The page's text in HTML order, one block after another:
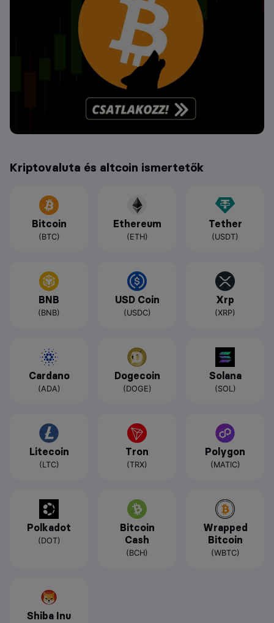
Kriptovaluta és altcoin ismertetők
Bitcoin
(BTC)
Ethereum
(ETH)
Tether
(USDT)
BNB
(BNB)
USD Coin
(USDC)
Xrp
(XRP)
Cardano
(ADA)
Dogecoin
(DOGE)
Solana
(SOL)
Litecoin
(LTC)
Tron
(TRX)
Polygon
(MATIC)
Polkadot
(DOT)
Bitcoin
Cash
(BCH)
Wrapped
Bitcoin
(WBTC)
Shiba Inu